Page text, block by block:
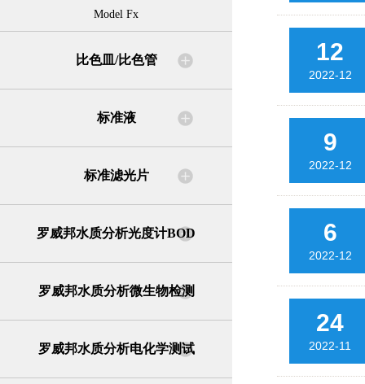
Model Fx
比色皿/比色管
标准液
标准滤光片
罗威邦水质分析光度计BOD
罗威邦水质分析微生物检测
罗威邦水质分析电化学测试
12
2022-12
9
2022-12
6
2022-12
24
2022-11